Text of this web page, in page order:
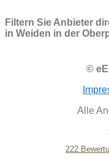
Filtern Sie Anbieter
in Weiden in der
©
Alle
222